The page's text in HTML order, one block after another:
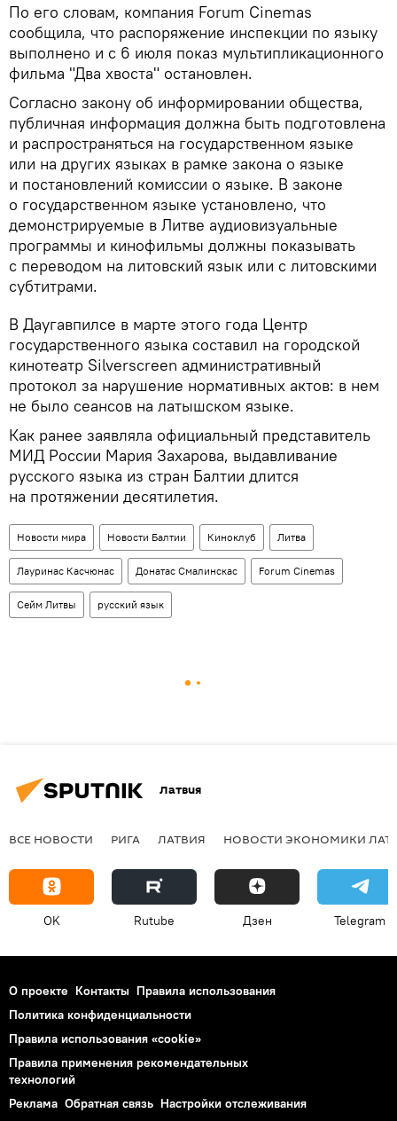
По его словам, компания Forum Cinemas
сообщила, что распоряжение инспекции по языку
выполнено и с 6 июля показ мультипликационного
фильма "Два хвоста" остановлен.
Согласно закону об информировании общества,
публичная информация должна быть подготовлена
и распространяться на государственном языке
или на других языках в рамке закона о языке
и постановлений комиссии о языке. В законе
о государственном языке установлено, что
демонстрируемые в Литве аудиовизуальные
программы и кинофильмы должны показывать
с переводом на литовский язык или с литовскими
субтитрами.
В Даугавпилсе в марте этого года Центр
государственного языка составил на городской
кинотеатр Silverscreen административный
протокол за нарушение нормативных актов: в нем
не было сеансов на латышском языке.
Как ранее заявляла официальный представитель
МИД России Мария Захарова, выдавливание
русского языка из стран Балтии длится
на протяжении десятилетия.
Новости мира Новости Балтии Киноклуб Литва
Лауринас Касчюнас Донатас Смалинскас Forum Cinemas
Сейм Литвы русский язык
Латвия
ВСЕ НОВОСТИ РИГА ЛАТВИЯ НОВОСТИ ЭКОНОМИКИ
OK Rutube Дзен Telegram
О проекте Контакты Правила использования
Политика конфиденциальности
Правила использования «cookie»
Правила применения рекомендательных
технологий
Реклама Обратная связь Настройки отслеживания